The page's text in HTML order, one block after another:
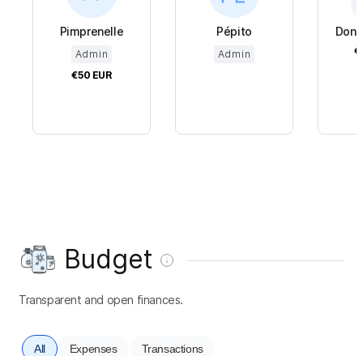
Pimprenelle
Admin
€50 EUR
Pépito
Admin
Budget
Transparent and open finances.
All Expenses Transactions